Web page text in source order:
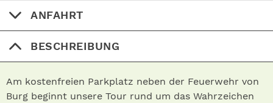
ANFAHRT
BESCHREIBUNG
Am kostenfreien Parkplatz neben der Feuerwehr von
Burg beginnt unsere Tour rund um das Wahrzeichen